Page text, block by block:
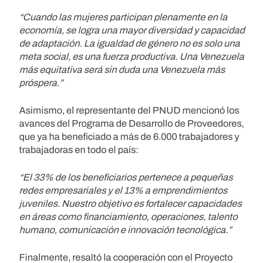
“Cuando las mujeres participan plenamente en la
economía, se logra una mayor diversidad y capacidad
de adaptación. La igualdad de género no es solo una
meta social, es una fuerza productiva. Una Venezuela
más equitativa será sin duda una Venezuela más
próspera.”
Asimismo, el representante del PNUD mencionó los
avances del Programa de Desarrollo de Proveedores,
que ya ha beneficiado a más de 6.000 trabajadores y
trabajadoras en todo el país:
“El 33% de los beneficiarios pertenece a pequeñas
redes empresariales y el 13% a emprendimientos
juveniles. Nuestro objetivo es fortalecer capacidades
en áreas como financiamiento, operaciones, talento
humano, comunicación e innovación tecnológica.”
Finalmente, resaltó la cooperación con el Proyecto